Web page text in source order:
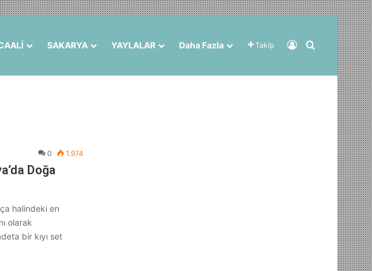
SAKARYA YAYLALAR Daha Fazla Takip Kayıt OlArama yap
0 1.974
Doğa
halindeki en
olarak
bir kıyı set